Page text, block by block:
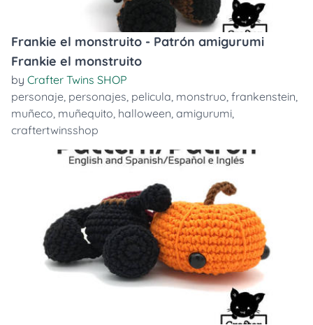
Frankie el monstruito - Patrón amigurumi
Frankie el monstruito
by Crafter Twins SHOP
personaje, personajes, pelicula, monstruo, frankenstein,
muñeco, muñequito, halloween, amigurumi,
craftertwinsshop